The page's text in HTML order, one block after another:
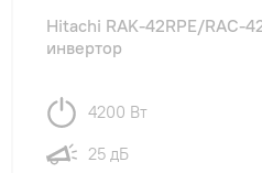
Hitachi RAK-42RPE/RAC-
инвертор
4200 Вт
25 дБ